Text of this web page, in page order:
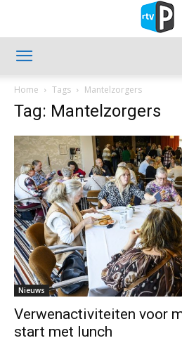
Home Tags Mantelzorgers
Tag: Mantelzorgers
Nieuws
Verwenactiviteiten voor
start met lunch